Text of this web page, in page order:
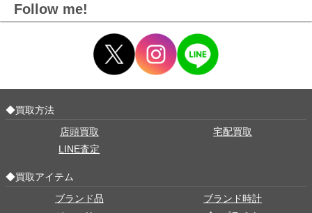
Follow me!
◆買取方法
店頭買取
宅配買取
LINE査定
◆買取アイテム
ブランド品
ブランド時計